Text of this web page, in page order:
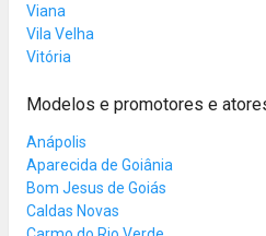
Viana
Vila Velha
Vitória
Modelos e promotores e
Anápolis
Aparecida de Goiânia
Bom Jesus de Goiás
Caldas Novas